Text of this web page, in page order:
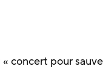
concert pour